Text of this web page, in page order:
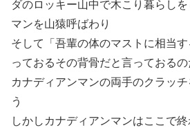
ダのロッキー山中で木こり暮らし
マンを山猿呼ばわり
そして「吾輩の体のマストに相当
っておるその背骨だと言っておる
カナディアンマンの両手のクラッ
う
しかしカナディアンマンはここで